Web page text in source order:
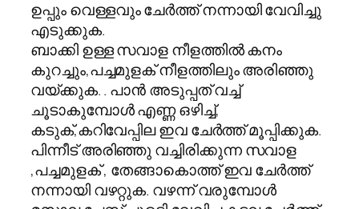
ഉപ്പും വെള്ളവും ചേര്‍ത്ത് നന്നായി വേവിച്ചു
എടുക്കുക.
ബാക്കി ഉള്ള സവാള നീളത്തിൽ കനം
കുറച്ചും,പച്ചമുളക് നീളത്തിലും അരിഞ്ഞു
വയ്ക്കുക. . പാൻ അടുപ്പത് വച്ച്
ചൂടാകുമ്പോൾ എണ്ണ ഒഴിച്ച്,
കടുക്,കറിവേപ്പില ഇവ ചേർത്ത് മൂപ്പിക്കുക.
പിന്നീട് അരിഞ്ഞു വച്ചിരിക്കുന്ന സവാള
,പച്ചമുളക് , തേങ്ങാകൊത്ത് ഇവ ചേർത്ത്
നന്നായി വഴറ്റുക. വഴന്ന് വരുമ്പോൾ